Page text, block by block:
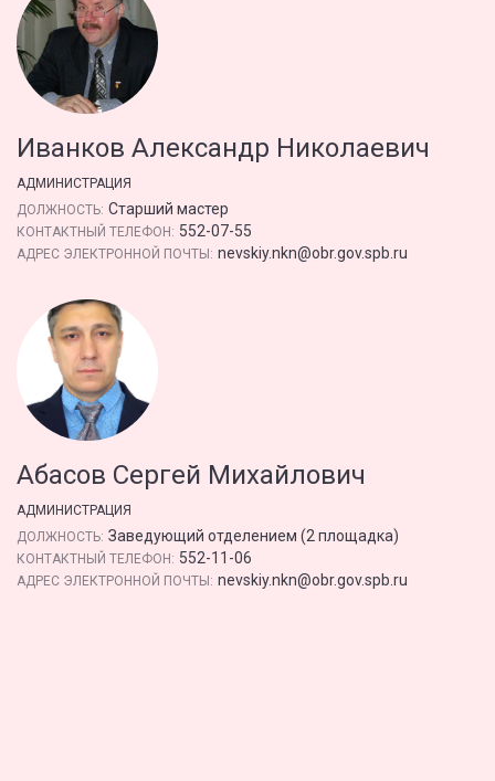
Иванков Александр Николаевич
АДМИНИСТРАЦИЯ
ДОЛЖНОСТЬ: Старший мастер
КОНТАКТНЫЙ ТЕЛЕФОН: 552-07-55
АДРЕС ЭЛЕКТРОННОЙ ПОЧТЫ: nevskiy.nkn@obr.gov.spb.ru
Абасов Сергей Михайлович
АДМИНИСТРАЦИЯ
ДОЛЖНОСТЬ: Заведующий отделением (2 площадка)
КОНТАКТНЫЙ ТЕЛЕФОН: 552-11-06
АДРЕС ЭЛЕКТРОННОЙ ПОЧТЫ: nevskiy.nkn@obr.gov.spb.ru